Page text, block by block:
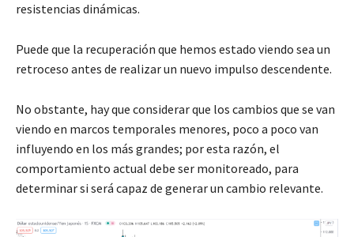
resistencias dinámicas.
Puede que la recuperación que hemos estado viendo sea un
retroceso antes de realizar un nuevo impulso descendente.
No obstante, hay que considerar que los cambios que se van
viendo en marcos temporales menores, poco a poco van
influyendo en los más grandes; por esta razón, el
comportamiento actual debe ser monitoreado, para
determinar si será capaz de generar un cambio relevante.